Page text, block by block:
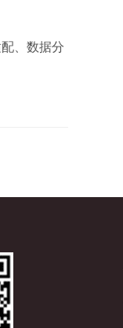
将单线…
、数据分